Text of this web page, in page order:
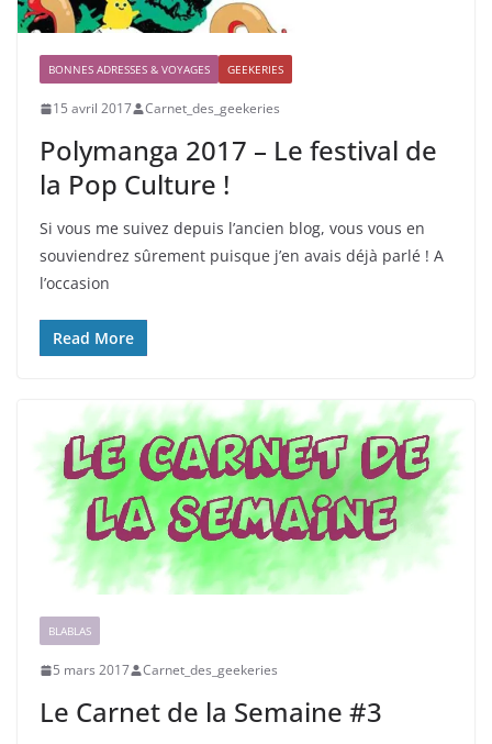
BONNES ADRESSES & VOYAGES GEEKERIES
15 avril 2017 Carnet_des_geekeries
Polymanga 2017 – Le festival de
la Pop Culture !
Si vous me suivez depuis l’ancien blog, vous vous en
souviendrez sûrement puisque j’en avais déjà parlé ! A
l’occasion
Read More
BLABLAS
5 mars 2017 Carnet_des_geekeries
Le Carnet de la Semaine #3